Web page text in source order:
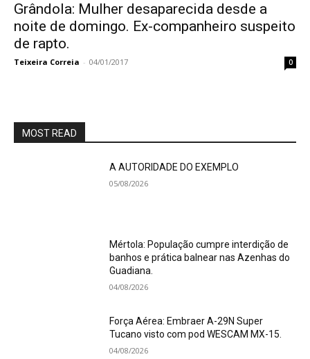
Grândola: Mulher desaparecida desde a
noite de domingo. Ex-companheiro suspeito
de rapto.
Teixeira Correia - 04/01/2017 0
MOST READ
A AUTORIDADE DO EXEMPLO
05/08/2026
Mértola: População cumpre interdição de
banhos e prática balnear nas Azenhas do
Guadiana.
04/08/2026
Força Aérea: Embraer A-29N Super
Tucano visto com pod WESCAM MX-15.
04/08/2026